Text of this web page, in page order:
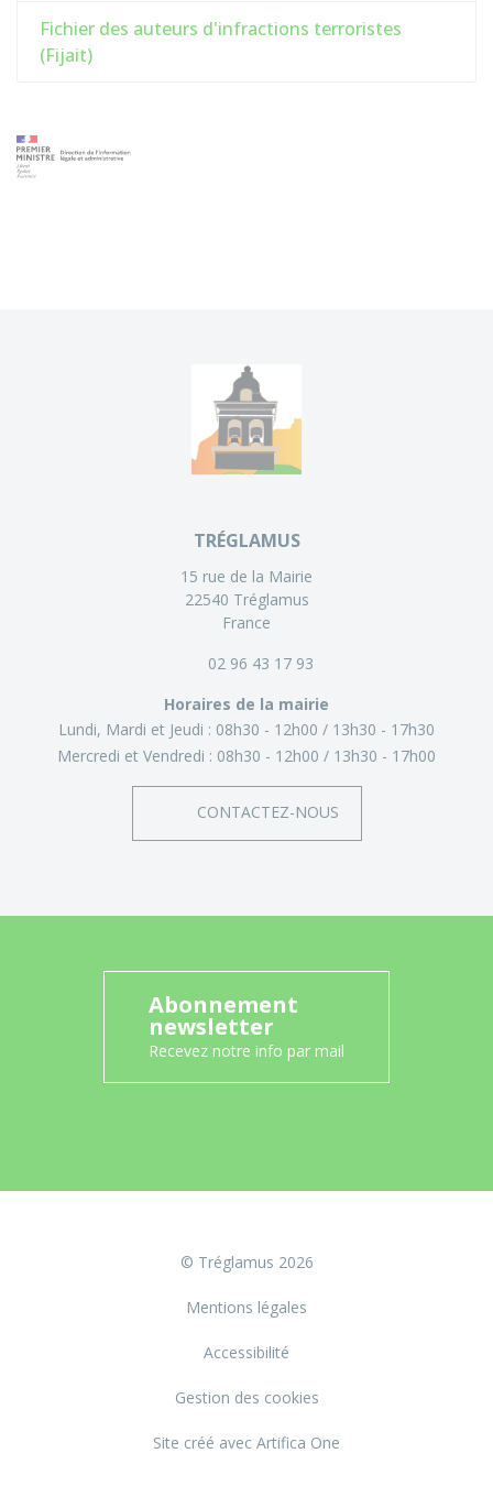
Fichier des auteurs d'infractions terroristes
(Fijait)
TRÉGLAMUS
15 rue de la Mairie
22540 Tréglamus
France
02 96 43 17 93
Horaires de la mairie
Lundi, Mardi et Jeudi : 08h30 - 12h00
13h30 - 17h30
Mercredi et Vendredi : 08h30 - 12h00 13h30 - 17h00
CONTACTEZ-NOUS
Abonnement
newsletter
Recevez notre info par mail
© Tréglamus 2026
Mentions légales
Accessibilité
Gestion des cookies
Site créé avec Artifica One